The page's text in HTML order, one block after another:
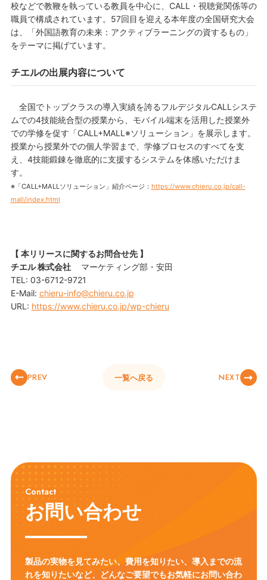
校などで教鞭を執っている教員を中心に、CALL・視聴覚関係等の
職員で構成されています。57回目を迎える本年度の全国研究大会
は、「外国語教育の未来：アクティブラーニングの資するもの」
をテーマに掲げています。
チエルの出展内容について
全国でトップクラスの導入実績を誇るフルデジタルCALLシステ
ムでの4技能統合型の授業から、モバイル端末を活用した授業外
での学修を促す「CALL+MALL※ソリューション」を展示します。
授業から授業外での個人学習まで、学修プロセスのすべてを支
え、4技能鍛錬を徹底的に支援するシステムを体感いただけま
す。
※「CALL+MALLソリューション」紹介ページ： https://www.chieru.co.jp/call-
mall/index.html
【 本リリースに関するお問合せ先 】
チエル 株式会社 マーケティング部・安田
TEL: 03-6712-9721
E-Mail: chieru-info@chieru.co.jp
URL: https://www.chieru.co.jp/wp-chieru
PREV 一覧へ戻る NEXT
Contact
お問い合わせ
製品の実物を見てみたい、費用を知りたい、導入までの流
れを知りたいなど、
どんなご要望でもお気軽にお問い合わ